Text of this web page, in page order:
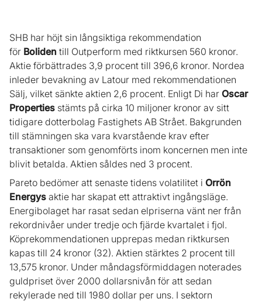
SHB har höjt sin långsiktiga rekommendation
för Boliden till Outperform med riktkursen 560 kronor.
Aktie förbättrades 3,9 procent till 396,6 kronor. Nordea
inleder bevakning av Latour med rekommendationen
Sälj, vilket sänkte aktien 2,6 procent. Enligt Di har Oscar
Properties stämts på cirka 10 miljoner kronor av sitt
tidigare dotterbolag Fastighets AB Strået. Bakgrunden
till stämningen ska vara kvarstående krav efter
transaktioner som genomförts inom koncernen men inte
blivit betalda. Aktien såldes ned 3 procent.
Pareto bedömer att senaste tidens volatilitet i Orrön
Energys aktie har skapat ett attraktivt ingångsläge.
Energibolaget har rasat sedan elpriserna vänt ner från
rekordnivåer under tredje och fjärde kvartalet i fjol.
Köprekommendationen upprepas medan riktkursen
kapas till 24 kronor (32). Aktien stärktes 2 procent till
13,575 kronor. Under måndagsförmiddagen noterades
guldpriset över 2000 dollarsnivån för att sedan
rekylerade ned till 1980 dollar per uns. I sektorn